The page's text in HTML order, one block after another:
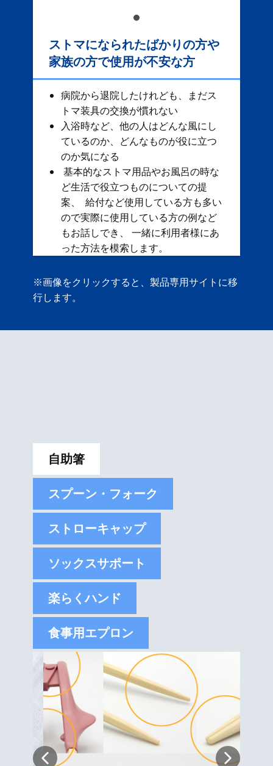
ストマになられたばかりの方や
家族の方で使用が不安な方
病院から退院したけれども、まだス
トマ装具の交換が慣れない
入浴時など、他の人はどんな風にし
ているのか、どんなものが役に立つ
のか気になる
基本的なストマ用品やお風呂の時な
ど生活で役立つものについての提
案、 給付など使用している方も多い
ので実際に使用している方の例など
もお話しでき、 一緒に利用者様にあ
った方法を模索します。
※画像をクリックすると、製品専用サイトに移
行します。
自助箸
スプーン・フォーク
ストローキャップ
ソックスサポート
楽らくハンド
食事用エプロン